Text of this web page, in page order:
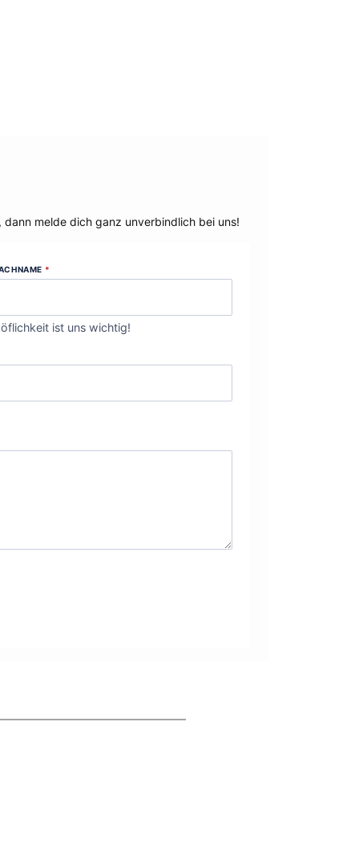
melde dich ganz unverbindlich bei uns!
*
ist uns wichtig!